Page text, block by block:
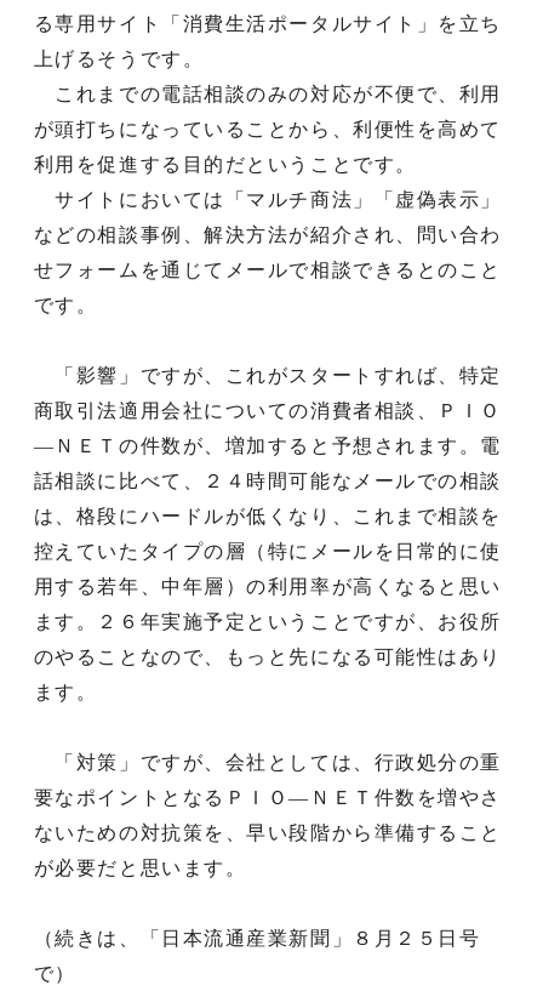
る専用サイト「消費生活ポータルサイト」を立ち
上げるそうです。
これまでの電話相談のみの対応が不便で、利用
が頭打ちになっていることから、利便性を高めて
利用を促進する目的だということです。
サイトにおいては「マルチ商法」「虚偽表示」
などの相談事例、解決方法が紹介され、問い合わ
せフォームを通じてメールで相談できるとのこと
です。
「影響」ですが、これがスタートすれば、特定
商取引法適用会社についての消費者相談、ＰＩＯ
―ＮＥＴの件数が、増加すると予想されます。電
話相談に比べて、２４時間可能なメールでの相談
は、格段にハードルが低くなり、これまで相談を
控えていたタイプの層（特にメールを日常的に使
用する若年、中年層）の利用率が高くなると思い
ます。２６年実施予定ということですが、お役所
のやることなので、もっと先になる可能性はあり
ます。
「対策」ですが、会社としては、行政処分の重
要なポイントとなるＰＩＯ―ＮＥＴ件数を増やさ
ないための対抗策を、早い段階から準備すること
が必要だと思います。
（続きは、「日本流通産業新聞」８月２５日号
で）